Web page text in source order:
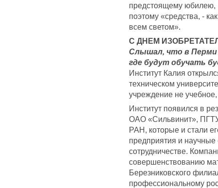
предстоящему юбилею,
поэтому «средства, -
всем светом».
С ДНЕМ
Слышал, что в Перми
где будут обучать
Институт Калия
техническом
учреждение не
Институт появился в
ОАО «Сильвинит», ПГТУ
РАН, которые и стали
предприятия и
сотрудничестве.
совершенствованию
Березниковского
профессиональному